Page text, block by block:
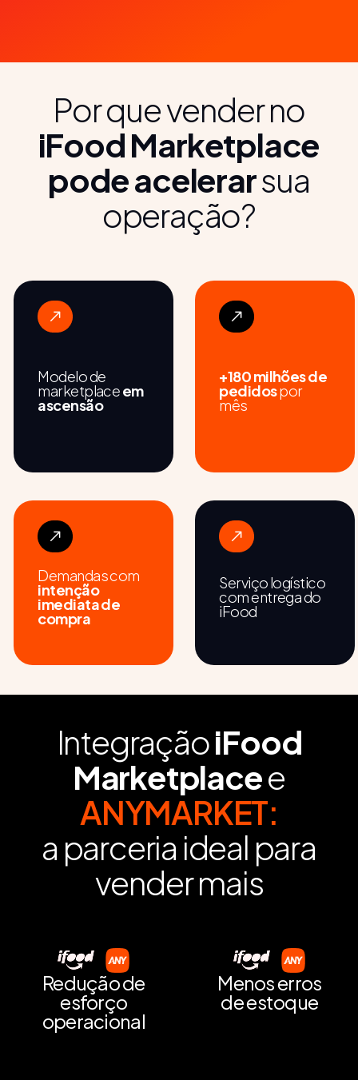
Por que vender no
iFood Marketplace
pode acelerarsua
operação?
Modelo de
marketplaceem
ascensão
+180 milhões de
pedidospor
mês
Demandas com
intenção
imediata de
compra
Serviço logístico
com entrega do
iFood
IntegraçãoiFood
Marketplacee
ANYMARKET:
a parceria ideal para
vender mais
Redução de
esforço
operacional
Menos erros
de estoque